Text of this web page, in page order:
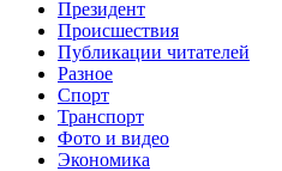
Президент
Происшествия
Публикации читателей
Разное
Спорт
Транспорт
Фото и видео
Экономика